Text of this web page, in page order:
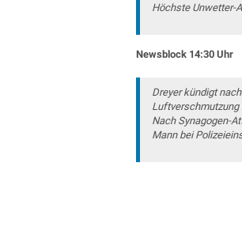
Höchste Unwetter-
Newsblock 14:30 Uhr
Dreyer kündigt
Luftverschmutzung
Nach Synagogen-
Mann bei